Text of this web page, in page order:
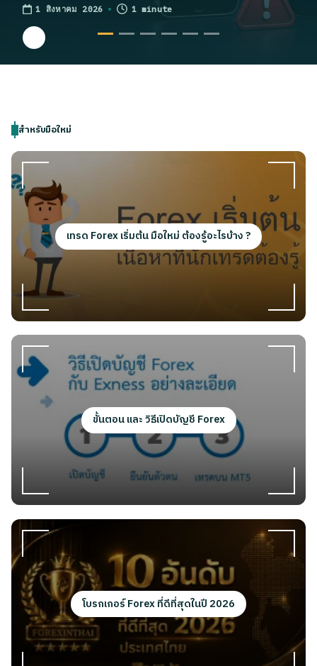
1 สิงหาคม 2026 1 minute
สำหรับมือใหม่
เทรด Forex เริ่มต้น มือใหม่ ต้องรู้อะไรบ้าง ?
ขั้นตอน และ วิธีเปิดบัญชี Forex
โบรกเกอร์ Forex ที่ดีที่สุดในปี 2026